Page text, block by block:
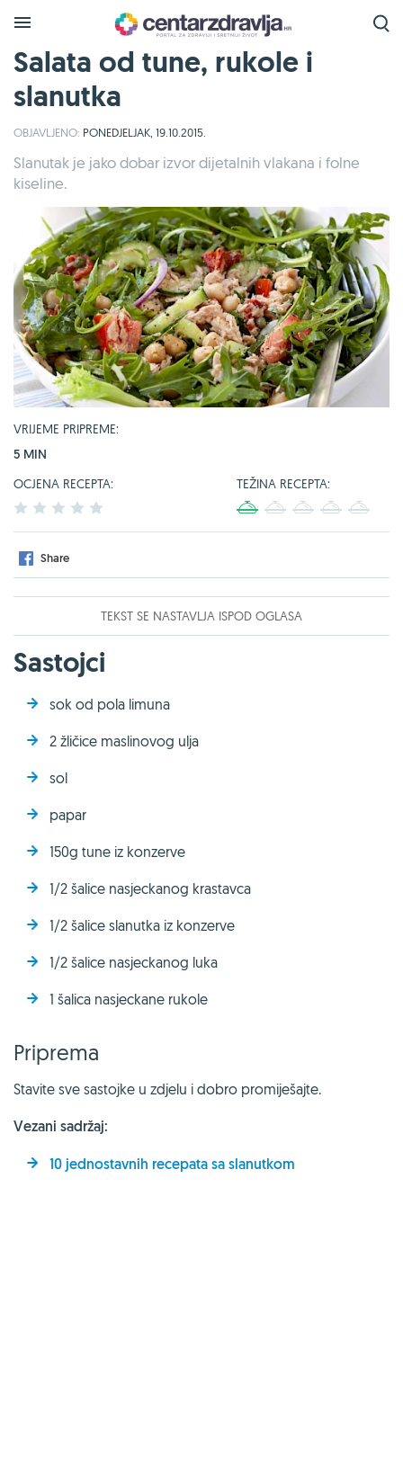
Salata od tune, rukole i
slanutka
OBJAVLJENO: PONEDJELJAK, 19.10.2015.
Slanutak je jako dobar izvor dijetalnih vlakana i folne
kiseline.
VRIJEME PRIPREME:
5 MIN
OCJENA RECEPTA:
2 3 4
TEŽINA RECEPTA:
4
Share
TEKST SE NASTAVLJA ISPOD OGLASA
Sastojci
sok od pola limuna
2 žličice maslinovog ulja
sol
papar
150g tune iz konzerve
1/2 šalice nasjeckanog krastavca
1/2 šalice slanutka iz konzerve
1/2 šalice nasjeckanog luka
1 šalica nasjeckane rukole
Priprema
Stavite sve sastojke u zdjelu i dobro promiješajte.
Vezani sadržaj:
10 jednostavnih recepata sa slanutkom